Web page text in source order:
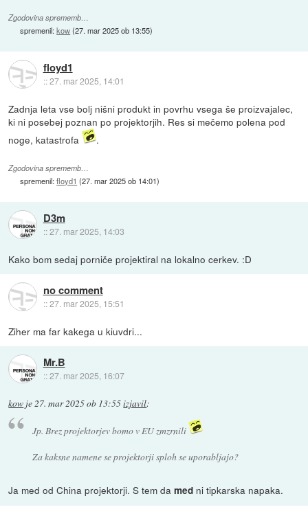
Zgodovina sprememb…
spremenil:kow(27. mar 2025 ob 13:55)
floyd1
::27. mar 2025, 14:01
Zadnja leta vse bolj nišni produkt in povrhu vsega še proizvajalec,
ki ni posebej poznan po projektorjih. Res si mečemo polena pod
noge, katastrofa
.
Zgodovina sprememb…
spremenil:floyd1 (27. mar 2025 ob 14:01)
D3m
::27. mar 2025, 14:03
Kako bom sedaj porniče projektiral na lokalno cerkev. :D
no comment
::27. mar 2025, 15:51
Ziher ma far kakega u kiuvdri...
Mr.B
::27. mar 2025, 16:07
kow je27. mar 2025 ob 13:55izjavil:
Jp. Brez projektorjev bomo v EU zmzrnili
Za kaksne namene se projektorji sploh se uporabljajo?
Ja med od China projektorji. S tem da med ni tipkarska napaka.